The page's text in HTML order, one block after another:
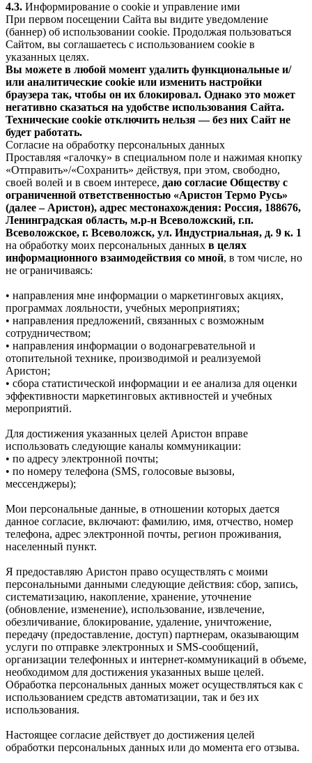
4.3. Информирование о cookie и управление ими
При первом посещении Сайта вы видите уведомление
(баннер) об использовании cookie. Продолжая пользоваться
Сайтом, вы соглашаетесь с использованием cookie в
указанных целях.
Вы можете в любой момент удалить функциональные и/
или аналитические cookie или изменить настройки
браузера так, чтобы он их блокировал. Однако это может
негативно сказаться на удобстве использования Сайта.
Технические cookie отключить нельзя — без них Сайт не
будет работать.
Согласие на обработку персональных данных
Проставляя «галочку» в специальном поле и нажимая кнопку
«Отправить»/«Сохранить» действуя, при этом, свободно,
своей волей и в своем интересе, даю согласие Обществу с
ограниченной ответственностью «Аристон Термо Русь»
(далее – Аристон), адрес местонахождения: Россия, 188676,
Ленинградская область, м.р-н Всеволожский, г.п.
Всеволожское, г. Всеволожск, ул. Индустриальная, д. 9 к. 1
на обработку моих персональных данных в целях
информационного взаимодействия со мной, в том числе, но
не ограничиваясь:
• направления мне информации о маркетинговых акциях,
программах лояльности, учебных мероприятиях;
• направления предложений, связанных с возможным
сотрудничеством;
• направления информации о водонагревательной и
отопительной технике, производимой и реализуемой
Аристон;
• сбора статистической информации и ее анализа для оценки
эффективности маркетинговых активностей и учебных
мероприятий.
Для достижения указанных целей Аристон вправе
использовать следующие каналы коммуникации:
• по адресу электронной почты;
• по номеру телефона (SMS, голосовые вызовы,
мессенджеры);
Мои персональные данные, в отношении которых дается
данное согласие, включают: фамилию, имя, отчество, номер
телефона, адрес электронной почты, регион проживания,
населенный пункт.
Я предоставляю Аристон право осуществлять с моими
персональными данными следующие действия: сбор, запись,
систематизацию, накопление, хранение, уточнение
(обновление, изменение), использование, извлечение,
обезличивание, блокирование, удаление, уничтожение,
передачу (предоставление, доступ) партнерам, оказывающим
услуги по отправке электронных и SMS‑сообщений,
организации телефонных и интернет‑коммуникаций в объеме,
необходимом для достижения указанных выше целей.
Обработка персональных данных может осуществляться как с
использованием средств автоматизации, так и без их
использования.
Настоящее согласие действует до достижения целей
обработки персональных данных или до момента его отзыва.